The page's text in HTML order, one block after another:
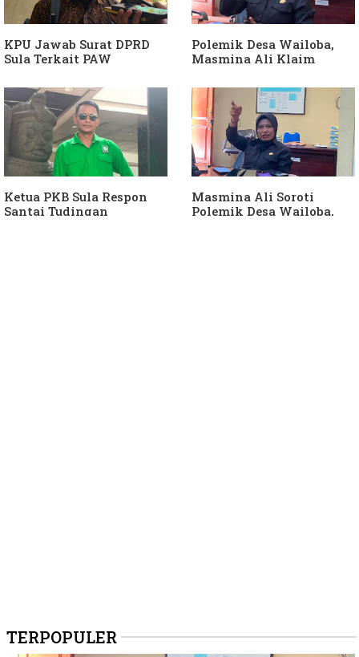
KPU Jawab Surat DPRD
Sula Terkait PAW
Hanura
Polemik Desa Wailoba,
Masmina Ali Klaim
Keterlibatan Ketua PKB
Sula
Ketua PKB Sula Respon
Santai Tudingan
Masmina Ali Soroti
Polemik Desa Wailoba,
TERPOPULER